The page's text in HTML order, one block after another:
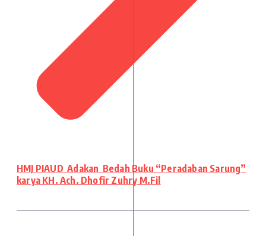
HMJ PIAUD Adakan Bedah Buku “Peradaban Sarung”
karya KH. Ach. Dhofir Zuhry M.Fil